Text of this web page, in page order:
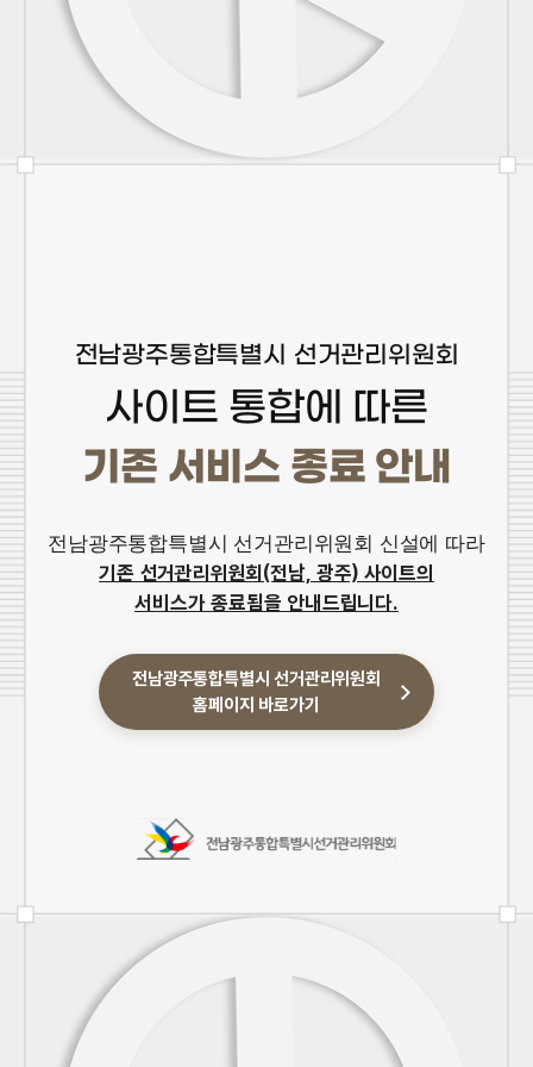
전남광주통합특별시 선거관리위원회
사이트 통합에 따른
기존 서비스 종료 안내
전남광주통합특별시 선거관리위원회 신설에 따라
기존 선거관리위원회(전남, 광주) 사이트의
서비스가 종료됨을 안내드립니다.
전남광주통합특별시 선거관리위원회
홈페이지 바로가기